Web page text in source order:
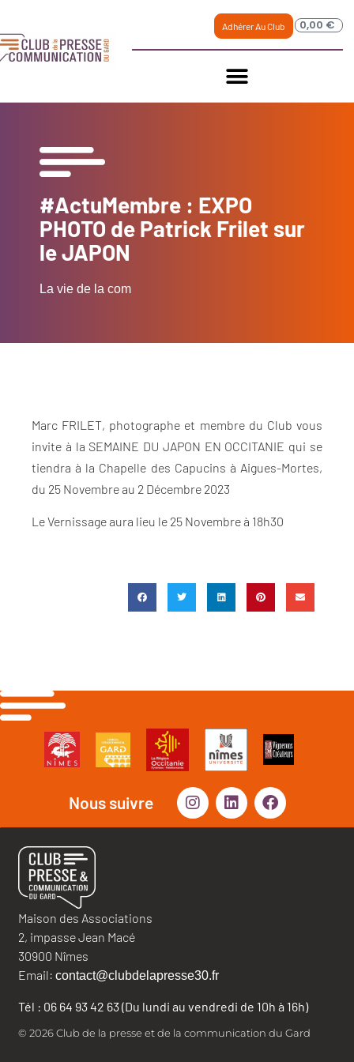
Adhérer Au Club 0,00 €
#ActuMembre : EXPO
PHOTO de Patrick Frilet sur
le JAPON
La vie de la com
Marc FRILET, photographe et membre du Club vous
invite à la SEMAINE DU JAPON EN OCCITANIE qui se
tiendra à la Chapelle des Capucins à Aigues-Mortes,
du 25 Novembre au 2 Décembre 2023
Le Vernissage aura lieu le 25 Novembre à 18h30
Nous suivre
Maison des Associations
2, impasse Jean Macé
30900 Nîmes
Email: contact@clubdelapresse30.fr
Tél : 06 64 93 42 63 (Du lundi au vendredi de 10h à 16h)
© 2026 Club de la presse et de la communication du Gard